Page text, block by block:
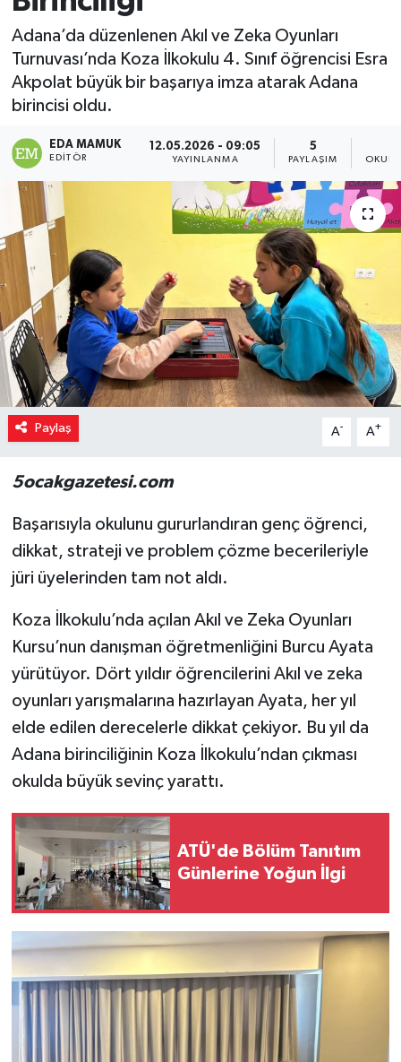
Adana’da düzenlenen Akıl ve Zeka Oyunları
Turnuvası’nda Koza İlkokulu 4. Sınıf öğrencisi Esra
Akpolat büyük bir başarıya imza atarak Adana
birincisi oldu.
EDA MAMUK
EDITÖR
12.05.2026 - 09:05
YAYINLANMA
5
PAYLAŞIM
Paylaş A- A+
5ocakgazetesi.com
Başarısıyla okulunu gururlandıran genç öğrenci,
dikkat, strateji ve problem çözme becerileriyle
jüri üyelerinden tam not aldı.
Koza İlkokulu’nda açılan Akıl ve Zeka Oyunları
Kursu’nun danışman öğretmenliğini Burcu Ayata
yürütüyor. Dört yıldır öğrencilerini Akıl ve zeka
oyunları yarışmalarına hazırlayan Ayata, her yıl
elde edilen derecelerle dikkat çekiyor. Bu yıl da
Adana birinciliğinin Koza İlkokulu’ndan çıkması
okulda büyük sevinç yarattı.
ATÜ'de Bölüm Tanıtım
Günlerine Yoğun İlgi
Magazin
Özel
Siyaset
Spor
Yaşam
Yerel Yönetimler
Yurttan